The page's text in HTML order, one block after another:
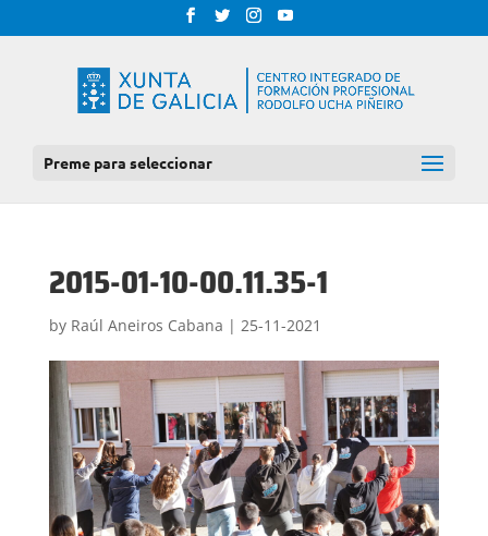
Preme para seleccionar
2015-01-10-00.11.35-1
by Raúl Aneiros Cabana | 25-11-2021